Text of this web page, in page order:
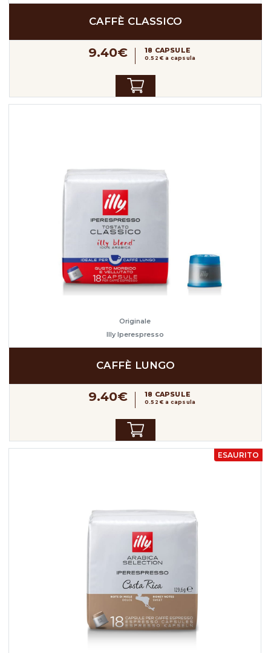
CAFFÈ CLASSICO
9.40€ 18 CAPSULE
0.52 € a capsula
Originale
Illy Iperespresso
CAFFÈ LUNGO
9.40€ 18 CAPSULE
0.52 € a capsula
ESAURITO